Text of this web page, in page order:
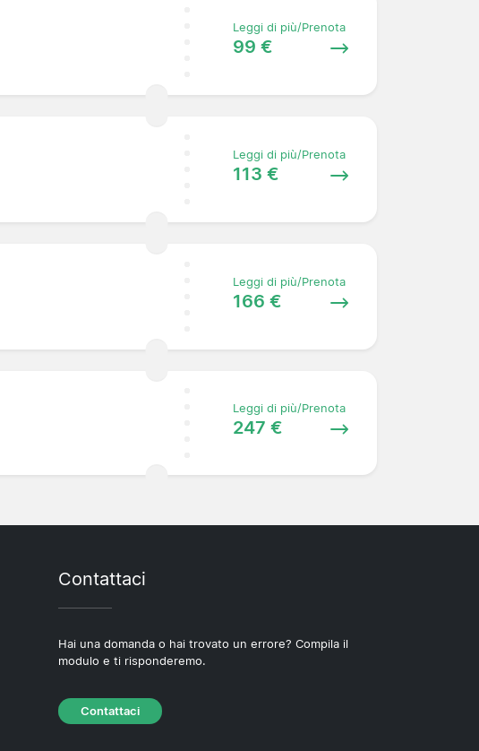
Leggi di più/Prenota
99 €
Leggi di più/Prenota
113 €
Leggi di più/Prenota
166 €
Leggi di più/Prenota
247 €
Contattaci
Hai una domanda o hai trovato un errore? Compila il
modulo e ti risponderemo.
Contattaci